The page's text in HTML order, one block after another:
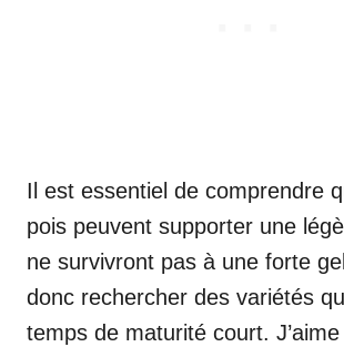
Il est essentiel de comprendre
pois peuvent supporter une
ne survivront pas à une forte
donc rechercher des variétés
temps de maturité court.